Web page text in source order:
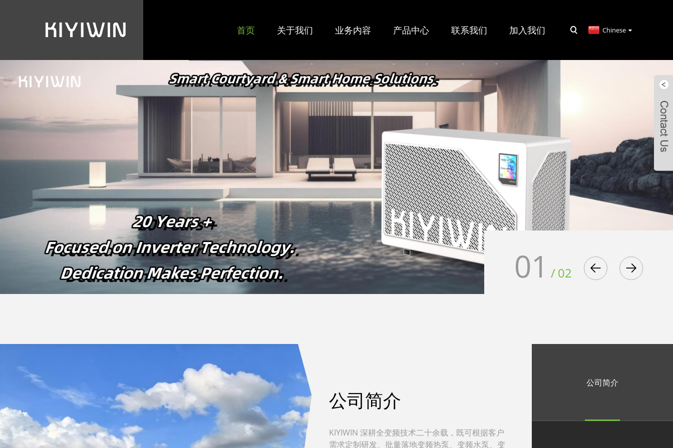
首页 关于我们 业务内容 产品中心 联系我们 加入我们 Chinese
01 /02
公司简介
KIYIWIN 深耕全变频技术二十余载，既可根据客户
需求定制研发、批量落地变频热泵、变频水泵、变
公司简介